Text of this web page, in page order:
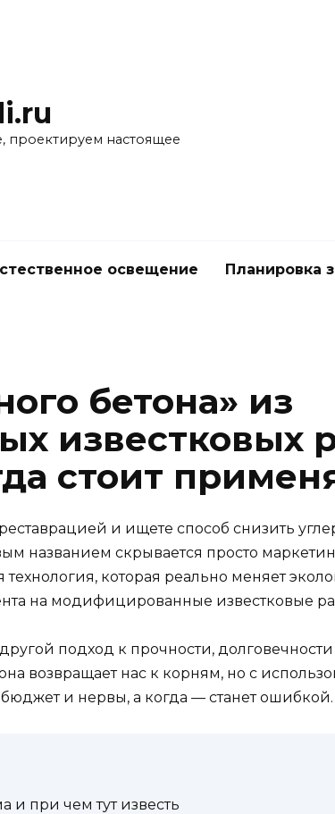
проектируем настоящее
освещение Планировка
бетона» из
известковых
стоит
и ищете способ снизить
названием скрывается просто
которая реально меняет
на модифицированные известковые
подход к прочности,
возвращает нас к корням, но с
и нервы, а когда — станет ошибкой.
и при чем тут известь